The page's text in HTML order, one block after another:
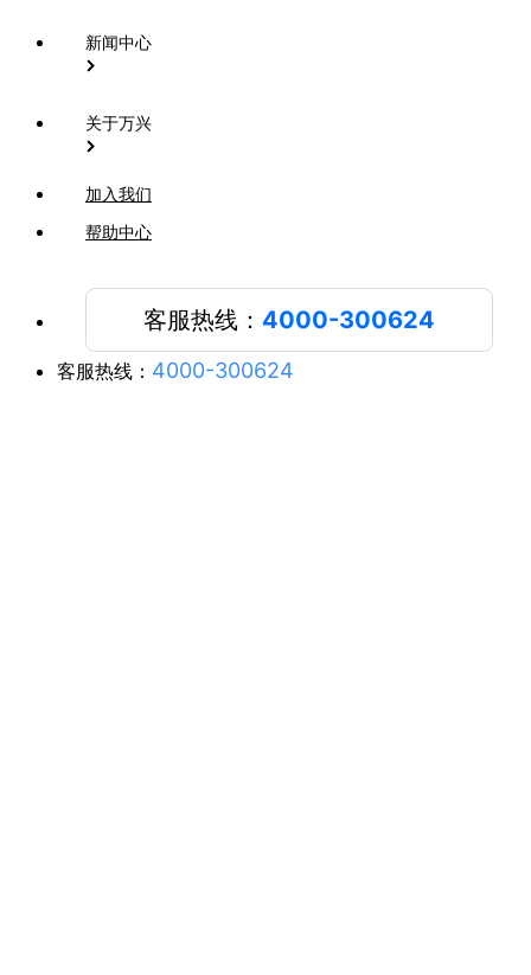
新闻中心
关于万兴
加入我们
帮助中心
客服热线： 4000-300624
客服热线： 4000-300624